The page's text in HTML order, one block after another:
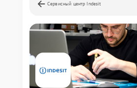
Сервисный центр Indesit